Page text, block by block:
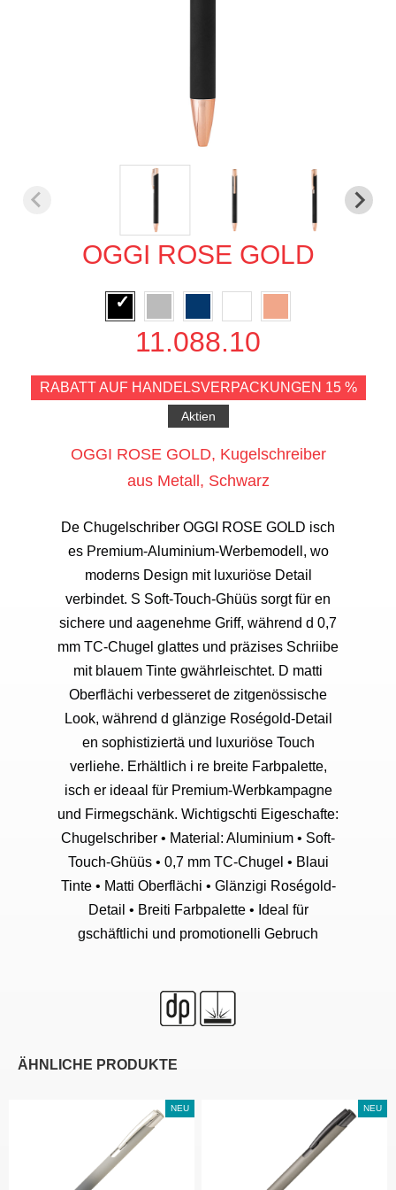
OGGI ROSE GOLD
11.088.10
RABATT AUF HANDELSVERPACKUNGEN 15 %
Aktien
OGGI ROSE GOLD, Kugelschreiber
aus Metall, Schwarz
De Chugelschriber OGGI ROSE GOLD isch
es Premium-Aluminium-Werbemodell, wo
moderns Design mit luxuriöse Detail
verbindet. S Soft-Touch-Ghüüs sorgt für en
sichere und aagenehme Griff, während d 0,7
mm TC-Chugel glattes und präzises Schriibe
mit blauem Tinte gwährleischtet. D matti
Oberflächi verbesseret de zitgenössische
Look, während d glänzige Roségold-Detail
en sophistiziertä und luxuriöse Touch
verliehe. Erhältlich i re breite Farbpalette,
isch er ideaal für Premium-Werbkampagne
und Firmegschänk. Wichtigschti Eigeschafte:
Chugelschriber • Material: Aluminium • Soft-
Touch-Ghüüs • 0,7 mm TC-Chugel • Blaui
Tinte • Matti Oberflächi • Glänzigi Roségold-
Detail • Breiti Farbpalette • Ideal für
gschäftlichi und promotionelli Gebruch
ÄHNLICHE PRODUKTE
NEU NEU